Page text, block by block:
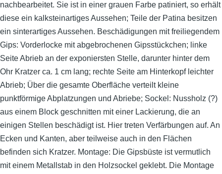
nachbearbeitet. Sie ist in einer grauen Farbe patiniert, so erhält
diese ein kalksteinartiges Aussehen; Teile der Patina besitzen
ein sinterartiges Aussehen. Beschädigungen mit freiliegendem
Gips: Vorderlocke mit abgebrochenen Gipsstückchen; linke
Seite Abrieb an der exponiersten Stelle, darunter hinter dem
Ohr Kratzer ca. 1 cm lang; rechte Seite am Hinterkopf leichter
Abrieb; Über die gesamte Oberfläche verteilt kleine
punktförmige Abplatzungen und Abriebe; Sockel: Nussholz (?)
aus einem Block geschnitten mit einer Lackierung, die an
einigen Stellen beschädigt ist. Hier treten Verfärbungen auf. An
Ecken und Kanten, aber teilweise auch in den Flächen
befinden sich Kratzer. Montage: Die Gipsbüste ist vermutlich
mit einem Metallstab in den Holzsockel geklebt. Die Montage